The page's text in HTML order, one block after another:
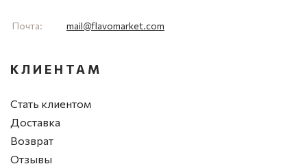
Почта: mail@flavomarket.com
КЛИЕНТАМ
Стать клиентом
Доставка
Возврат
Отзывы